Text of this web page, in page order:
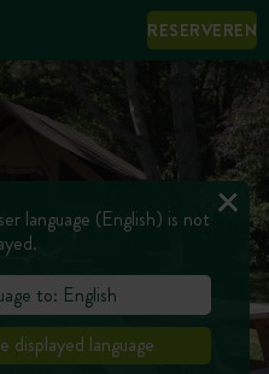
RESERVEREN
language (English) is not
to: English
language